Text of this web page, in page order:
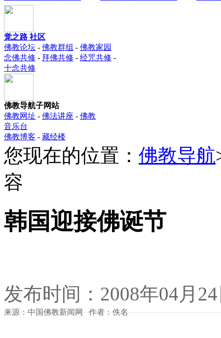
觉之路 社区
佛教论坛 - 佛教群组 - 佛教家园
念佛共修 - 拜佛共修 - 经咒共修 -
十念共修
佛教导航子网站
佛教网址 - 佛法讲座 - 佛教
音乐台
佛教博客 - 藏经楼
您现在的位置： 佛教导航
容
韩国迎接佛诞节
发布时间：2008年04月
来源：中国佛教新闻网 作者：佚名